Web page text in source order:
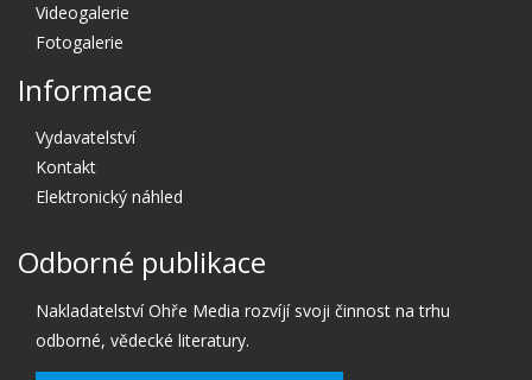
Videogalerie
Fotogalerie
Informace
Vydavatelství
Kontakt
Elektronický náhled
Odborné publikace
Nakladatelství Ohře Media rozvíjí svoji činnost na trhu
odborné, vědecké literatury.